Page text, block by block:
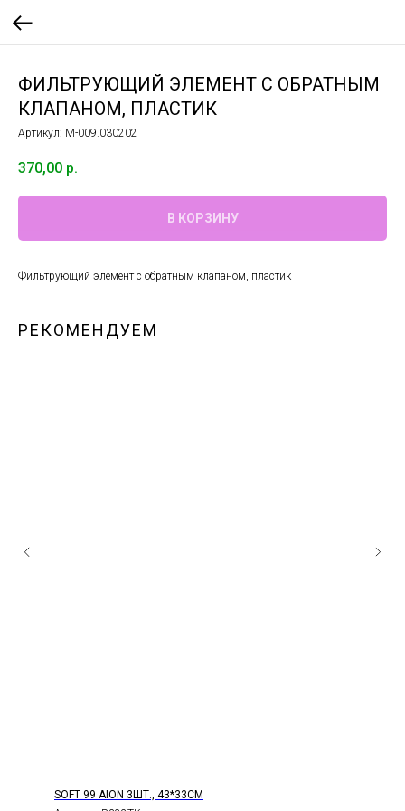
ФИЛЬТРУЮЩИЙ ЭЛЕМЕНТ С ОБРАТНЫМ
КЛАПАНОМ, ПЛАСТИК
Артикул: М-009.030202
370,00 р.
В КОРЗИНУ
Фильтрующий элемент с обратным клапаном, пластик
РЕКОМЕНДУЕМ
SOFT 99 AION 3ШТ., 43*33СМ